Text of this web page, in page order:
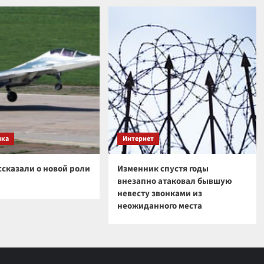
о новой роли
Интернет
Изменник спустя годы
внезапно атаковал бывшую
невесту звонками из
неожиданного места